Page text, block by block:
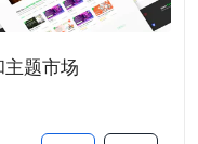
题市场